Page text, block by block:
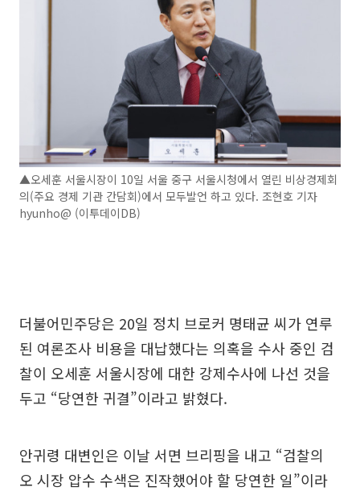
▲오세훈 서울시장이 10일 서울 중구 서울시청에서 열린 비상경제회
의(주요 경제 기관 간담회)에서 모두발언 하고 있다. 조현호 기자
hyunho@ (이투데이DB)
더불어민주당은 20일 정치 브로커 명태균 씨가 연루
된 여론조사 비용을 대납했다는 의혹을 수사 중인 검
찰이 오세훈 서울시장에 대한 강제수사에 나선 것을
두고 “당연한 귀결”이라고 밝혔다.
안귀령 대변인은 이날 서면 브리핑을 내고 “검찰의
오 시장 압수 수색은 진작했어야 할 당연한 일”이라